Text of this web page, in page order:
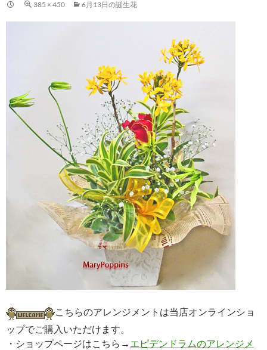
385 × 450 6月13日の誕生花
こちらのアレンジメントは当店オンラインショ
ップでご購入いただけます。
・ショップページはこちら→ エピデンドラムのアレンジメ